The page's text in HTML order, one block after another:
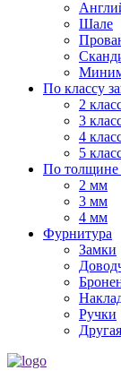
Шале
По классу
2
3
4
5
По толщине
2 мм
3 мм
4 мм
Фурнитура
Замки
Ручки